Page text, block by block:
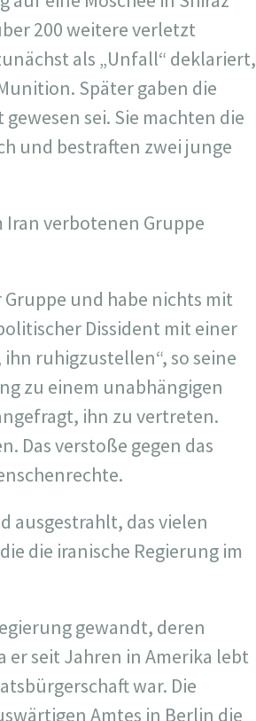
200 weitere verletzt
als „Unfall“ deklariert,
Später gaben die
sei. Sie machten die
und bestraften zwei junge
verbotenen Gruppe
und habe nichts mit
Dissident mit einer
ruhigzustellen“, so seine
zu einem unabhängigen
ihn zu vertreten.
Das verstoße gegen das
ausgestrahlt, das vielen
die iranische Regierung im
gewandt, deren
er seit Jahren in Amerika lebt
war. Die
Amtes in Berlin die